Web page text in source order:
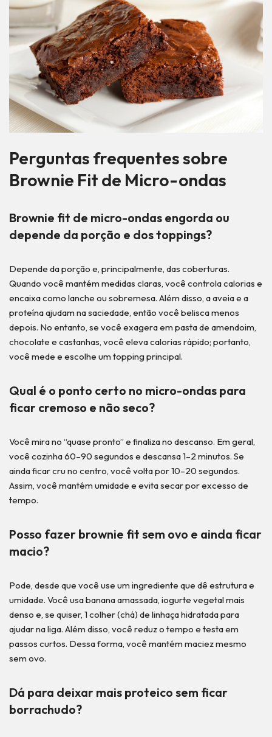
Perguntas frequentes sobre
Brownie Fit de Micro-ondas
Brownie fit de micro-ondas engorda ou
depende da porção e dos toppings?
Depende da porção e, principalmente, das coberturas.
Quando você mantém medidas claras, você controla calorias e
encaixa como lanche ou sobremesa. Além disso, a aveia e a
proteína ajudam na saciedade, então você belisca menos
depois. No entanto, se você exagera em pasta de amendoim,
chocolate e castanhas, você eleva calorias rápido; portanto,
você mede e escolhe um topping principal.
Qual é o ponto certo no micro-ondas para
ficar cremoso e não seco?
Você mira no “quase pronto” e finaliza no descanso. Em geral,
você cozinha 60–90 segundos e descansa 1–2 minutos. Se
ainda ficar cru no centro, você volta por 10–20 segundos.
Assim, você mantém umidade e evita secar por excesso de
tempo.
Posso fazer brownie fit sem ovo e ainda ficar
macio?
Pode, desde que você use um ingrediente que dê estrutura e
umidade. Você usa banana amassada, iogurte vegetal mais
denso e, se quiser, 1 colher (chá) de linhaça hidratada para
ajudar na liga. Além disso, você reduz o tempo e testa em
passos curtos. Dessa forma, você mantém maciez mesmo
sem ovo.
Dá para deixar mais proteico sem ficar
borrachudo?